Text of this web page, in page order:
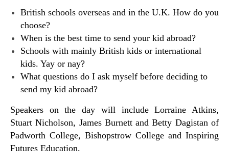
British schools overseas and in the U.K. How do you
choose?
When is the best time to send your kid abroad?
Schools with mainly British kids or international
kids. Yay or nay?
What questions do I ask myself before deciding to
send my kid abroad?
Speakers on the day will include Lorraine Atkins,
Stuart Nicholson, James Burnett and Betty Dagistan of
Padworth College, Bishopstrow College and Inspiring
Futures Education.